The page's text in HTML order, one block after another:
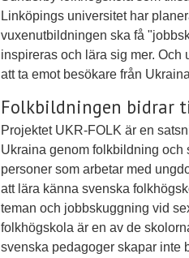
Linköpings universitet har
vuxenutbildningen ska få
inspireras och lära sig mer.
att ta emot besökare från
Folkbildningen bidrar
Projektet UKR-FOLK är en
Ukraina genom folkbildning och
personer som arbetar med
att lära känna svenska
teman och jobbskuggning vid
folkhögskola är en av de
svenska pedagoger skapar inte